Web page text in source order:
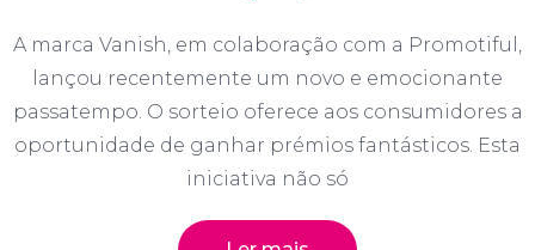
A marca Vanish, em colaboração com a Promotiful,
lançou recentemente um novo e emocionante
passatempo. O sorteio oferece aos consumidores a
oportunidade de ganhar prémios fantásticos. Esta
iniciativa não só